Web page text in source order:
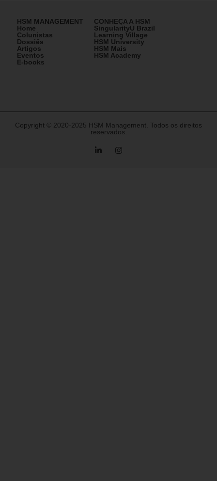
HSM MANAGEMENT
Home
Colunistas
Dossiês
Artigos
Eventos
E-books
CONHEÇA A HSM
SingularityU Brazil
Learning Village
HSM University
HSM Mais
HSM Academy
Copyright © 2020-2025 HSM Management. Todos os direitos
reservados.